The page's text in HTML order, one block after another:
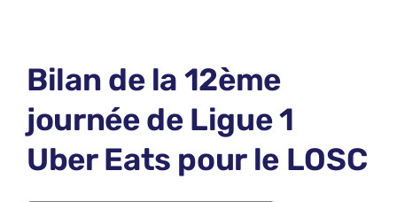
ABONNEMENTS
NOUS CONTACTER
NOUS SUIVRE
Bilan de la 12ème
journée de Ligue 1
Uber Eats pour le LOSC